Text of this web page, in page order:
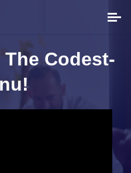
Codest-